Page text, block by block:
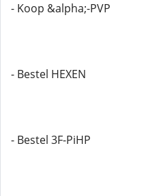
- Koop &alpha;-PVP
- Bestel HEXEN
- Bestel 3F-PiHP